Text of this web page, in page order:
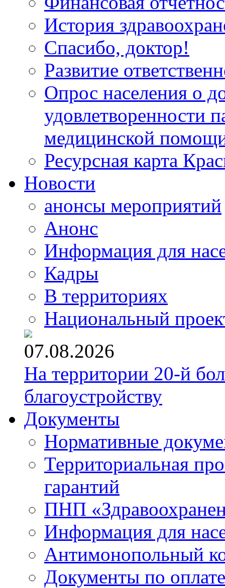
История
Спасибо, доктор!
Развитие
Опрос населения о
удовлетворенности
медицинской
Ресурсная карта
Новости
анонсы мероприятий
Анонс
Информация для
Кадры
В территориях
Национальный
07.08.2026
На территории 20-й
благоустройству
Документы
Нормативные
Территориальная
гарантий
ПНП
Информация для
Антимонопольный
Документы по